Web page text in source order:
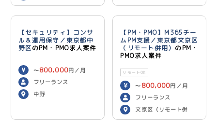
【セキュリティ】コンサ
ル＆運用保守／東京都中
野区のPM・PMO求人案件
〜800,000円／月
フリーランス
中野
【PM・PMO】M365チー
ムPM支援／東京都文京区
（リモート併用） のPM・
PMO求人案件
リモートOK
〜 800,000円／月
フリーランス
文京区（リモート併
用）